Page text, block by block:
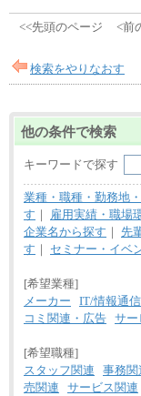
<<先頭のページ <前
検索をやりなおす
他の条件で検索
キーワードで探す
業種・職種・勤務地
す ｜
雇用実績・職場
企業名から探す ｜ 先
す ｜ セミナー・イベ
[希望業種]
メーカー
IT/情報通信
コミ関連・広告 サー
[希望職種]
スタッフ関連
事務関
売関連
サービス関連